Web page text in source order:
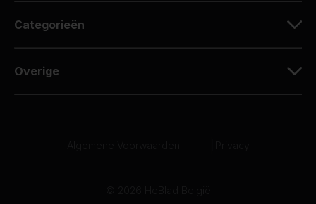
Categorieën
Overige